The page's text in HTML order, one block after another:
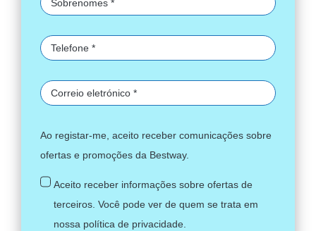
Ao registar-me, aceito receber comunicações sobre
ofertas e promoções da Bestway.
Aceito receber informações sobre ofertas de
terceiros. Você pode ver de quem se trata em
nossa política de privacidade.